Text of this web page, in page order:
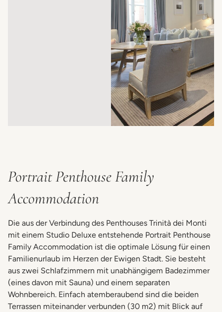
Portrait Penthouse Family
Accommodation
Die aus der Verbindung des Penthouses Trinità dei Monti
mit einem Studio Deluxe entstehende Portrait Penthouse
Family Accommodation ist die optimale Lösung für einen
Familienurlaub im Herzen der Ewigen Stadt. Sie besteht
aus zwei Schlafzimmern mit unabhängigem Badezimmer
(eines davon mit Sauna) und einem separaten
Wohnbereich. Einfach atemberaubend sind die beiden
Terrassen miteinander verbunden (30 m2) mit Blick auf